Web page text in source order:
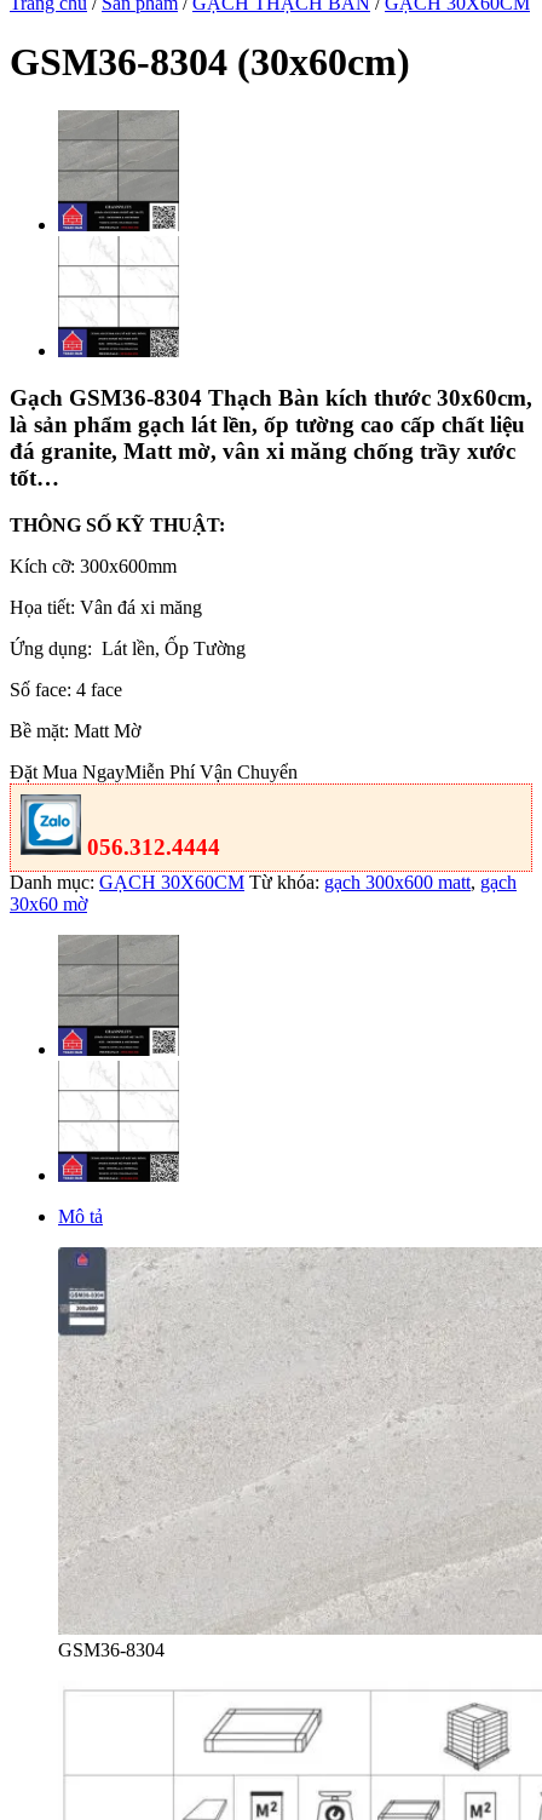
GSM36-8304 (30x60cm)
Gạch GSM36-8304 Thạch Bàn kích thước 30x60cm,
là sản phẩm gạch lát lền, ốp tường cao cấp chất liệu
đá granite, Matt mờ, vân xi măng chống trầy xước
tốt…
THÔNG SỐ KỸ THUẬT:
Kích cỡ: 300x600mm
Họa tiết: Vân đá xi măng
Ứng dụng: Lát lền, Ốp Tường
Số face: 4 face
Bề mặt: Matt Mờ
Đặt Mua NgayMiễn Phí Vận Chuyển
056.312.4444
Danh mục: GẠCH 30X60CM Từ khóa: gạch 300x600 matt, gạch
30x60 mờ
Mô tả
GSM36-8304